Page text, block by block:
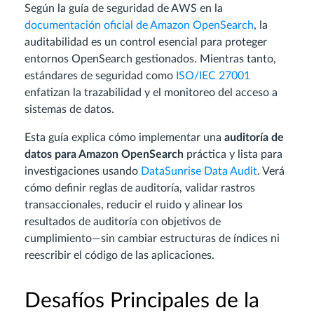
Según la guía de seguridad de AWS en la
documentación oficial de Amazon OpenSearch, la
auditabilidad es un control esencial para proteger
entornos OpenSearch gestionados. Mientras tanto,
estándares de seguridad como ISO/IEC 27001
enfatizan la trazabilidad y el monitoreo del acceso a
sistemas de datos.
Esta guía explica cómo implementar una auditoría de
datos para Amazon OpenSearch práctica y lista para
investigaciones usando DataSunrise Data Audit. Verá
cómo definir reglas de auditoría, validar rastros
transaccionales, reducir el ruido y alinear los
resultados de auditoría con objetivos de
cumplimiento—sin cambiar estructuras de índices ni
reescribir el código de las aplicaciones.
Desafíos Principales de la